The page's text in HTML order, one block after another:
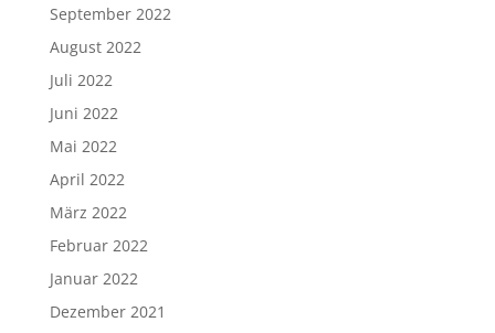
September 2022
August 2022
Juli 2022
Juni 2022
Mai 2022
April 2022
März 2022
Februar 2022
Januar 2022
Dezember 2021